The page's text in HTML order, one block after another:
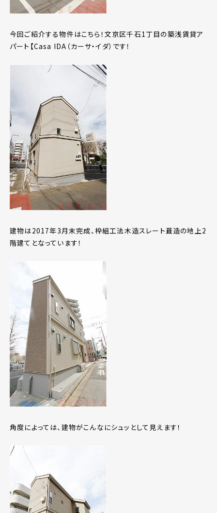
今回ご紹介する物件はこちら！文京区千石1丁目の築浅賃貸ア
パート【Casa IDA（カーサ・イダ）です！
建物は2017年3月末完成、枠組工法木造スレート葺造の地上2
階建てとなっています！
角度によっては、建物がこんなにシュッとして見えます！